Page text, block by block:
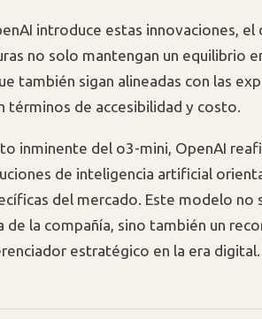
introduce estas innovaciones,
no solo mantengan un equilibrio
también sigan alineadas con las
términos de accesibilidad y costo.
inminente del o3-mini, OpenAI
de inteligencia artificial
del mercado. Este modelo no
de la compañía, sino también un
estratégico en la era digital.